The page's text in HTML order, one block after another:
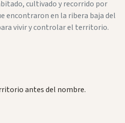
cultivado y recorrido por
encontraron en la ribera baja del
vivir y controlar el territorio.
antes del nombre.